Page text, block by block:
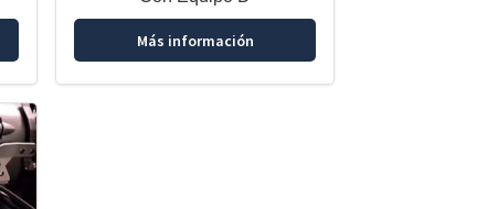
Más información